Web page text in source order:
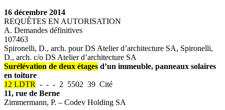
16 décembre 2014
REQUÊTES EN AUTORISATION
A. Demandes définitives
107463
Spironelli, D., arch. pour DS Atelier d’architecture SA, Spironelli,
D., arch. c/o DS Atelier d’architecture SA
Surélévation de deux étages d’un immeuble, panneaux solaires
en toiture
12 LDTR - - - 2 5502 39 Cité
11, rue de Berne
Zimmermann, P. – Codev Holding SA